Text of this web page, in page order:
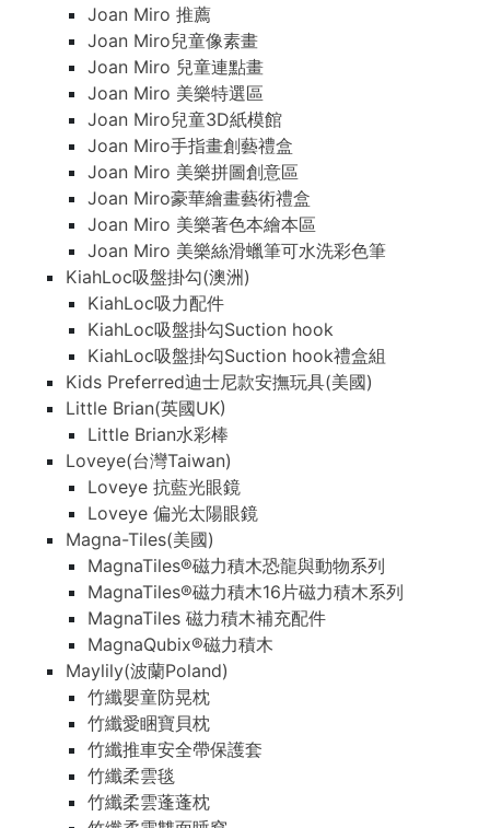
Joan Miro 推薦
Joan Miro兒童像素畫
Joan Miro 兒童連點畫
Joan Miro 美樂特選區
Joan Miro兒童3D紙模館
Joan Miro手指畫創藝禮盒
Joan Miro 美樂拼圖創意區
Joan Miro豪華繪畫藝術禮盒
Joan Miro 美樂著色本繪本區
Joan Miro 美樂絲滑蠟筆可水洗彩色筆
KiahLoc吸盤掛勾(澳洲)
KiahLoc吸力配件
KiahLoc吸盤掛勾Suction hook
KiahLoc吸盤掛勾Suction hook禮盒組
Kids Preferred迪士尼款安撫玩具(美國)
Little Brian(英國UK)
Little Brian水彩棒
Loveye(台灣Taiwan)
Loveye 抗藍光眼鏡
Loveye 偏光太陽眼鏡
Magna-Tiles(美國)
MagnaTiles®磁力積木恐龍與動物系列
MagnaTiles®磁力積木16片磁力積木系列
MagnaTiles 磁力積木補充配件
MagnaQubix®磁力積木
Maylily(波蘭Poland)
竹纖嬰童防晃枕
竹纖愛睏寶貝枕
竹纖推車安全帶保護套
竹纖柔雲毯
竹纖柔雲蓬蓬枕